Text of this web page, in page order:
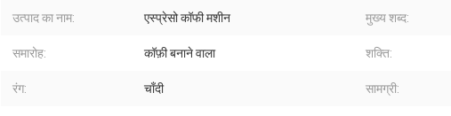
उत्पाद का नाम: एस्प्रेसो कॉफी मशीन मुख्य शब्द:
समारोह: कॉफ़ी बनाने वाला शक्ति:
रंग: चाँदी सामग्री: